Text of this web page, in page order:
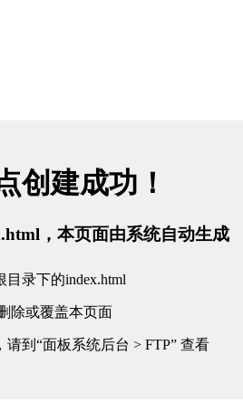
创建成功！
，本页面由系统自动生成
目录下的index.html
除或覆盖本页面
请到“面板系统后台 > FTP” 查看